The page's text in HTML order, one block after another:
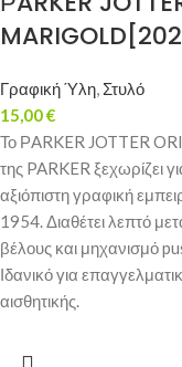
Γραφική Ύλη, Στυλό
15,00€
Το ΡARKER JOTTER
της PARKER ξεχωρίζει
αξιόπιστη γραφική
1954. Διαθέτει λεπτό
βέλους και μηχανισμό
Ιδανικό για
αισθητικής.